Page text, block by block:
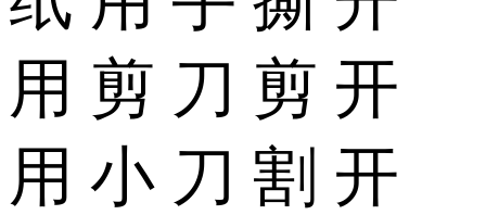
用 剪 刀 剪 开
用 小 刀 割 开